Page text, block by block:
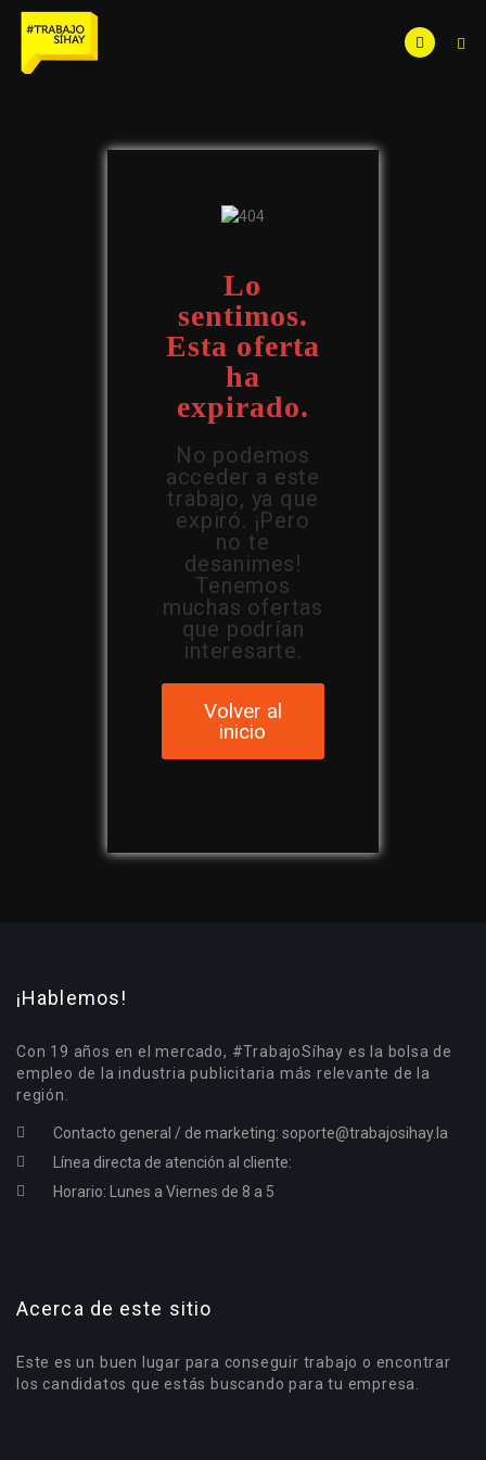
Lo
sentimos.
Esta oferta
ha
expirado.
No podemos
acceder a este
trabajo, ya que
expiró. ¡Pero
no te
desanimes!
Tenemos
muchas ofertas
que podrían
interesarte.
Volver al
inicio
¡Hablemos!
Con 19 años en el mercado, #TrabajoSíhay es la bolsa de
empleo de la industria publicitaria más relevante de la
región.
Contacto general / de marketing: soporte@trabajosihay.la
Línea directa de atención al cliente:
Horario: Lunes a Viernes de 8 a 5
Acerca de este sitio
Este es un buen lugar para conseguir trabajo o encontrar
los candidatos que estás buscando para tu empresa.